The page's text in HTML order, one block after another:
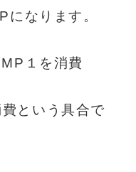
になります。
１を消費
という具合で